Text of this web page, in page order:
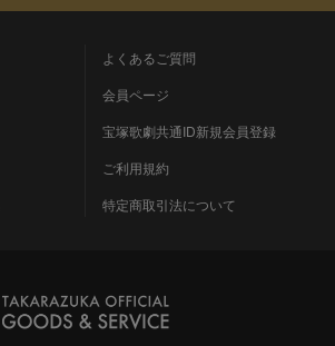
よくあるご質問
会員ページ
宝塚歌劇共通ID新規会員登録
ご利用規約
特定商取引法について